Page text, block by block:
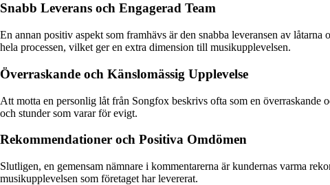
Snabb Leverans och Engagerad Team
En annan positiv aspekt som framhävs är den snabba leveransen av
hela processen, vilket ger en extra dimension till musikupplevelsen.
Överraskande och Känslomässig Upplevelse
Att motta en personlig låt från Songfox beskrivs ofta som en
och stunder som varar för evigt.
Rekommendationer och Positiva Omdömen
Slutligen, en gemensam nämnare i kommentarerna är kundernas varma
musikupplevelsen som företaget har levererat.